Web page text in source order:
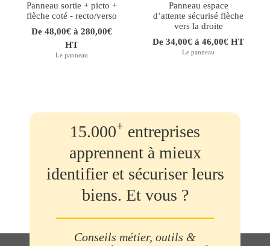
Panneau sortie + picto +
flèche coté - recto/verso
De 48,00€ à 280,00€
HT
Le panneau
Panneau espace
d’attente sécurisé flèche
vers la droite
De 34,00€ à 46,00€ HT
Le panneau
15.000+ entreprises
apprennent à mieux
identifier et sécuriser leurs
biens. Et vous ?
Conseils métier, outils &